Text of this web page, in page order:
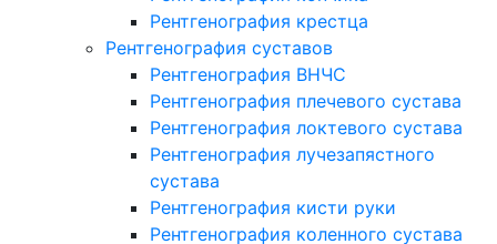
Рентгенография крестца
Рентгенография суставов
Рентгенография ВНЧС
Рентгенография плечевого сустава
Рентгенография локтевого сустава
Рентгенография лучезапястного
сустава
Рентгенография кисти руки
Рентгенография коленного сустава